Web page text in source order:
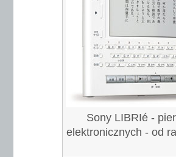
Sony LIBRIé -
elektronicznych - od